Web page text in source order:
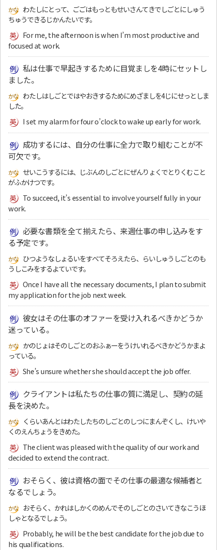
わたしにとって、ごごはもっともせいさんてきでしごとにしゅう
ちゅうできるじかんたいです。
For me, the afternoon is when I’m most productive and
focused at work.
私は仕事で早起きするために目覚ましを4時にセットし
ました。
わたしはしごとではやおきするためにめざましを4じにせっとしま
した。
I set my alarm for four o’clock to wake up early for work.
成功するには、自分の仕事に全力で取り組むことが不
可欠です。
せいこうするには、じぶんのしごとにぜんりょくでとりくむこと
がふかけつです。
To succeed, it’s essential to involve yourself fully in your
work.
必要な書類を全て揃えたら、来週仕事の申し込みをす
る予定です。
ひつようなしょるいをすべてそろえたら、らいしゅうしごとのも
うしこみをするよていです。
Once I have all the necessary documents, I plan to submit
my application for the job next week.
彼女はその仕事のオファーを受け入れるべきかどうか
迷っている。
かのじょはそのしごとのおふぁーをうけいれるべきかどうかまよ
っている。
She’s unsure whether she should accept the job offer.
クライアントは私たちの仕事の質に満足し、契約の延
長を決めた。
くらいあんとはわたしたちのしごとのしつにまんぞくし、けいや
くのえんちょうをきめた。
The client was pleased with the quality of our work and
decided to extend the contract.
おそらく、彼は資格の面でその仕事の最適な候補者と
なるでしょう。
おそらく、かれはしかくのめんでそのしごとのさいてきなこうほ
しゃとなるでしょう。
Probably, he will be the best candidate for the job due to
his qualifications.